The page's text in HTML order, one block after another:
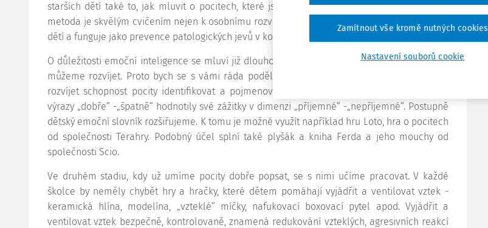
starších dětí také to, jak mluvit o pocitech, které jsou se zážitky spojené. Tato jednoduchá
metoda je skvělým cvičením nejen k osobnímu rozvoji dětí, ale také podporuje sounáležitost
dětí a funguje jako prevence patologických jevů v kolektivu.
O důležitosti emoční inteligence se mluví již dlouho, málo se ale hovoří o tom, jak ji reálně
můžeme rozvíjet. Proto bych se s vámi ráda podělila o pár nápadů. Už od tří let můžeme
rozvíjet schopnost pocity identifikovat a pojmenovat. Vedeme děti k tomu, aby spíše než
výrazy „dobře“ -„špatně“ hodnotily své zážitky v dimenzi „příjemné“ -„nepříjemné“. Postupně
dětský emoční slovník rozšiřujeme. K tomu je možné využít například hru Loto, hra o pocitech
od společnosti Terahry. Podobný účel splní také plyšák a kniha Ferda a jeho mouchy od
společnosti Scio.
Ve druhém stadiu, kdy už umíme pocity dobře popsat, se s nimi učíme pracovat. V každé
školce by neměly chybět hry a hračky, které dětem pomáhají vyjádřit a ventilovat vztek -
keramická hlína, modelína, „vzteklé“ míčky, nafukovací boxovací pytel apod. Vyjádřit a
ventilovat vztek bezpečně, kontrolovaně, znamená redukování vzteklých, agresivních reakcí
Nastavení souborů cookie
Zamítnout vše kromě nutných cookies